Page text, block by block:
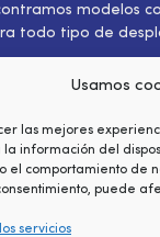
Usamos
las mejores
información del
el comportamiento de
puede
servicios
modelos
todo tipo de
BEV
eléctricos actuales
y capacidad de
manganeso-
desventajas en